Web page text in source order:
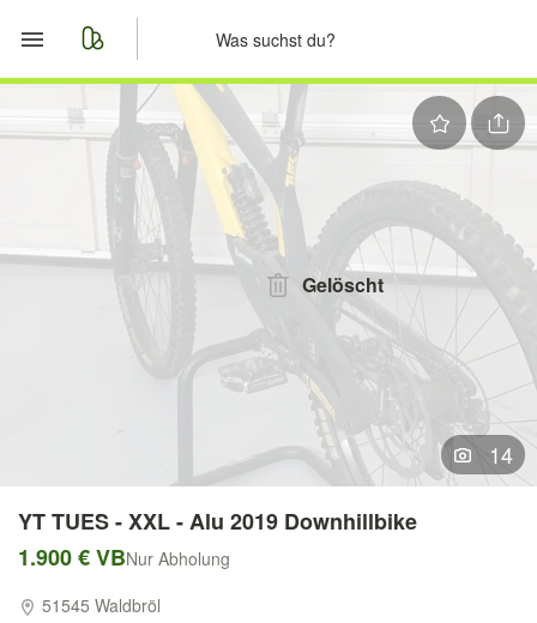
Start
Merkliste
Nachrichten
Anzeige aufgeben
Gelöscht
14
YT TUES - XXL - Alu 2019 Downhillbike
1.900 € VBNur Abholung
51545 Waldbröl